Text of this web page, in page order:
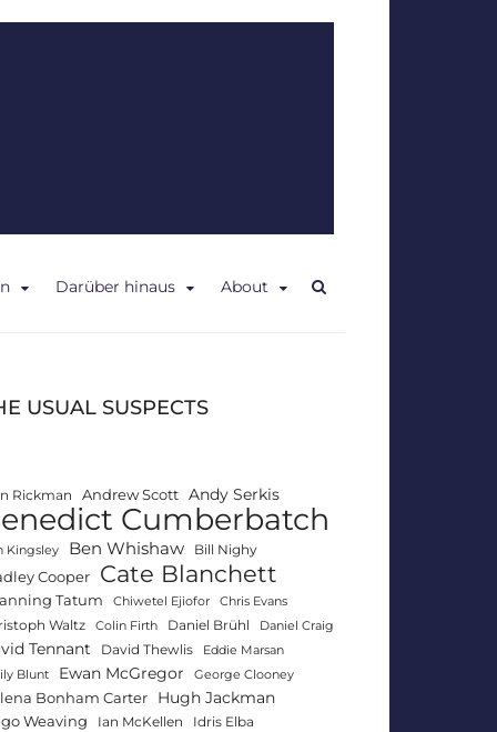
Darüber hinaus About
USUAL SUSPECTS
Rickman Andrew Scott Andy Serkis
Cumberbatch
Kingsley Ben Whishaw Bill Nighy
Cooper Cate Blanchett
Tatum Chiwetel Ejiofor Chris Evans
Waltz Colin Firth Daniel Brühl Daniel Craig
Tennant David Thewlis
Eddie Marsan
Blunt
Ewan McGregor George Clooney
Bonham Carter Hugh Jackman
Weaving Ian McKellen Idris Elba